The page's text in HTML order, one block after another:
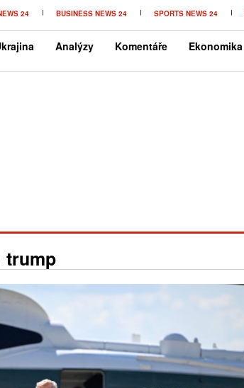
24 BUSINESS NEWS 24 SPORTS NEWS 24
Analýzy Komentáře Ekonomika
trump